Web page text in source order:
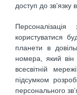
доступ до зв’язку
користуватися
планети в
номера, який він
всесвітній
підсумком
персонального